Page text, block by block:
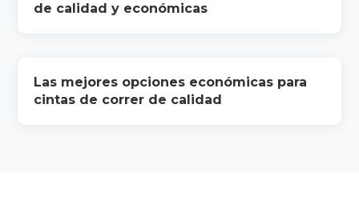
de calidad y económicas
Las mejores opciones económicas para
cintas de correr de calidad